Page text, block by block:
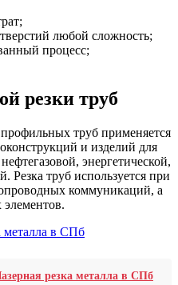
любой сложность;
процесс;
резки труб
труб применяется
и изделий для
энергетической,
Резка труб используется при
коммуникаций, а
металла в СПб
резка металла в СПб